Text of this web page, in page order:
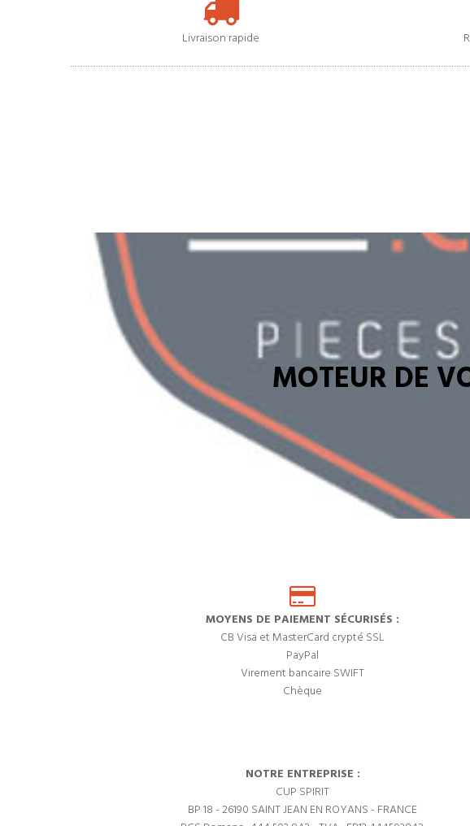
Livraison rapide
MOTEUR DE
MOYENS DE PAIEMENT SÉCURISÉS :
CB Visa et MasterCard crypté SSL
PayPal
Virement bancaire SWIFT
Chèque
NOTRE ENTREPRISE :
CUP SPIRIT
BP 18 - 26190 SAINT JEAN EN ROYANS - FRANCE